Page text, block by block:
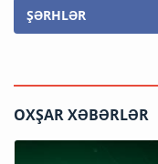
ŞƏRHLƏR
OXŞAR XƏBƏRLƏR